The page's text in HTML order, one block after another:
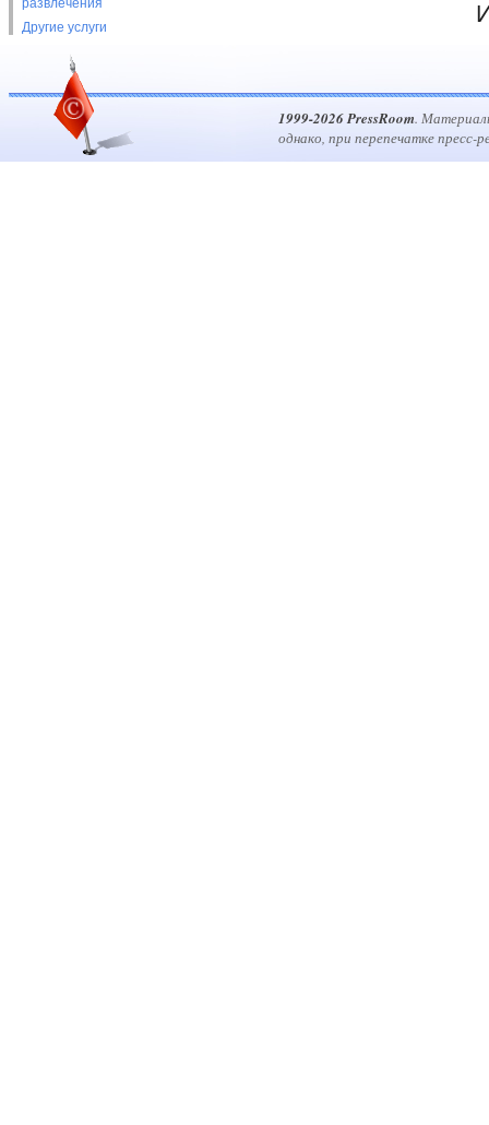
развлечения
Другие услуги
1999-2026 PressRoom.
однако, при перепечатке пресс-